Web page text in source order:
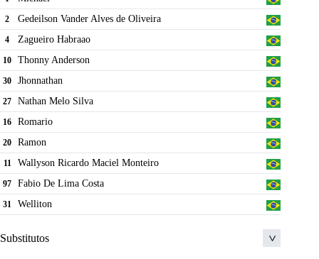
11 Fabinho
21 Joao Carlos Barros Lopes
Leonardo De Oliveira Costa
25 Alisson Machado dos Santos
9 Felipe Vizeu
6 Helder Silva Santos
Marquinhos Gabriel
55 Fernando Canesin
2 Cristovam Roberto Ribeiro Da Silva
2 Gedeilson Vander Alves de Oliveira
4 Zagueiro Habraao
10 Thonny Anderson
30 Jhonnathan
27 Nathan Melo Silva
16 Romario
20 Ramon
11 Wallyson Ricardo Maciel Monteiro
97 Fabio De Lima Costa
31 Welliton
Substitutos